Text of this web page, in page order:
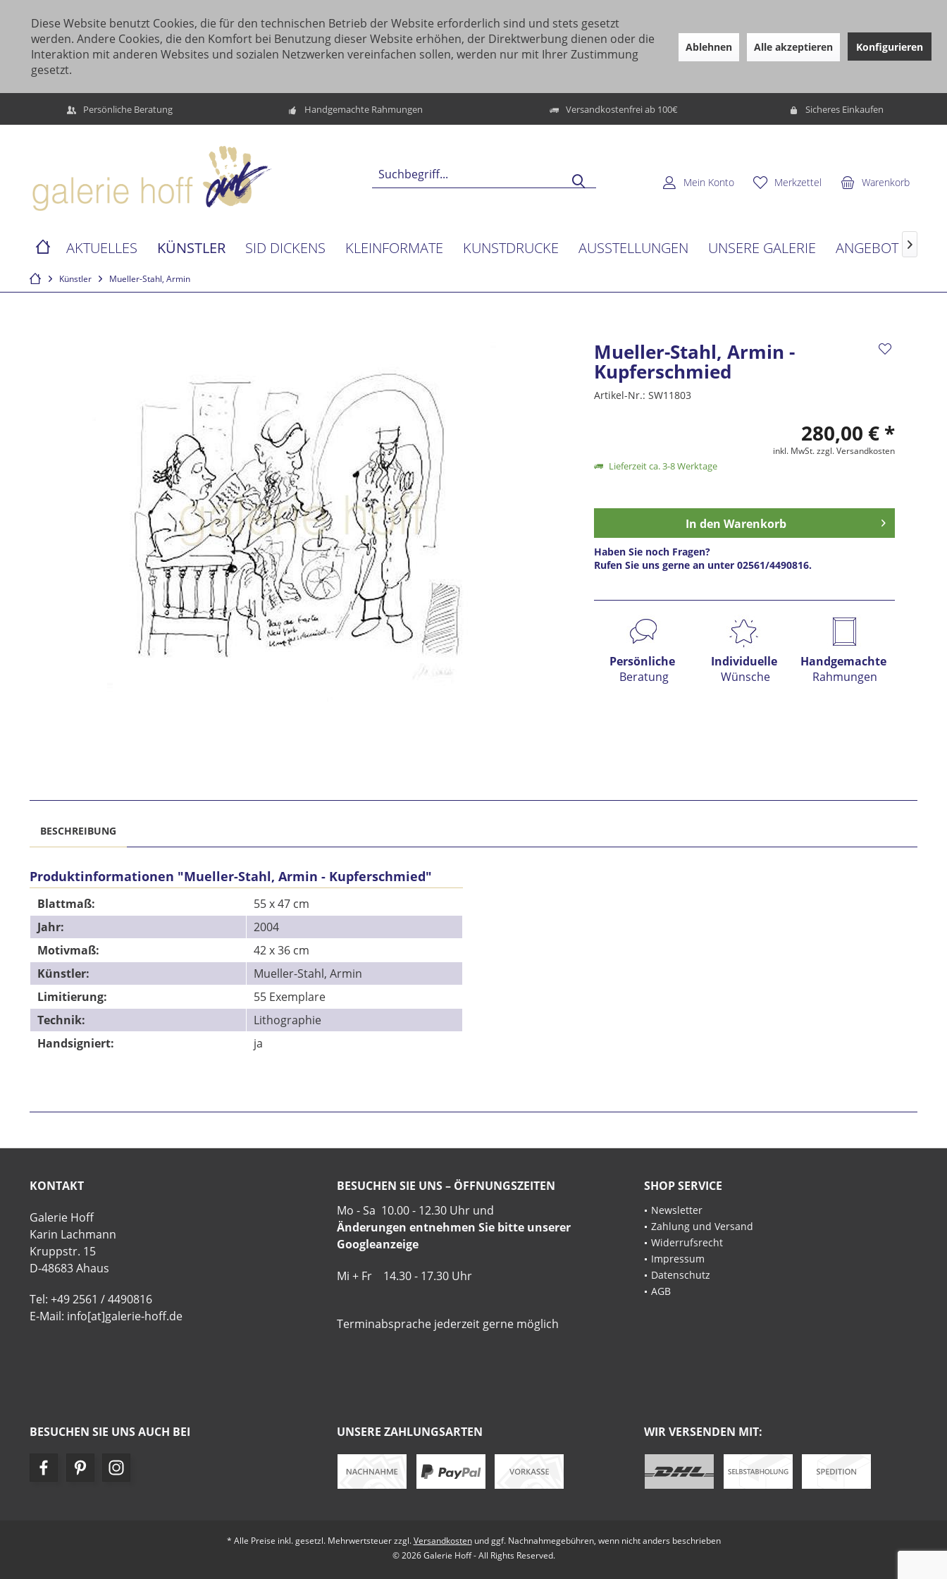
Diese Website benutzt Cookies, die für den technischen Betrieb der Website erforderlich sind und stets gesetzt
werden. Andere Cookies, die den Komfort bei Benutzung dieser Website erhöhen, der Direktwerbung dienen oder die
Interaktion mit anderen Websites und sozialen Netzwerken vereinfachen sollen, werden nur mit Ihrer Zustimmung
gesetzt.
Ablehnen Alle akzeptieren Konfigurieren
Persönliche Beratung Handgemachte Rahmungen Versandkostenfrei ab 100€ Sicheres Einkaufen
Warenkorb
Merkzettel
Mein Konto
AKTUELLES KÜNSTLER SID DICKENS KLEINFORMATE KUNSTDRUCKE AUSSTELLUNGEN UNSERE GALERIE ANGEBOT 
Künstler Mueller-Stahl, Armin
Mueller-Stahl, Armin -
Kupferschmied
Artikel-Nr.: SW11803
280,00 € *
inkl. MwSt.zzgl. Versandkosten
Lieferzeit ca. 3-8 Werktage
In den Warenkorb
Haben Sie noch Fragen?
Rufen Sie uns gerne an unter 02561/4490816.
Preis anfragen
Persönliche
Beratung
Individuelle
Wünsche
Handgemachte
Rahmungen
BESCHREIBUNG
Produktinformationen "Mueller-Stahl, Armin - Kupferschmied"
Blattmaß:
55 x 47 cm
Jahr:
2004
Motivmaß:
42 x 36 cm
Künstler:
Mueller-Stahl, Armin
Limitierung:
55 Exemplare
Technik:
Lithographie
Handsigniert:
ja
KONTAKT
Galerie Hoff
Karin Lachmann
Kruppstr. 15
D-48683 Ahaus
Tel: +49 2561 / 4490816
E-Mail: info[at]galerie-hoff.de
BESUCHEN SIE UNS – ÖFFNUNGSZEITEN
Mo - Sa 10.00 - 12.30 Uhr und
Änderungen entnehmen Sie bitte unserer
Googleanzeige
Mi + Fr 14.30 - 17.30 Uhr
Terminabsprache jederzeit gerne möglich
SHOP SERVICE
Newsletter
Zahlung und Versand
Widerrufsrecht
Impressum
Datenschutz
AGB
BESUCHEN SIE UNS AUCH BEI UNSERE ZAHLUNGSARTEN WIR VERSENDEN MIT:
* Alle Preise inkl. gesetzl. Mehrwertsteuer zzgl.Versandkostenund ggf. Nachnahmegebühren, wenn nicht anders beschrieben
© 2026 Galerie Hoff - All Rights Reserved.